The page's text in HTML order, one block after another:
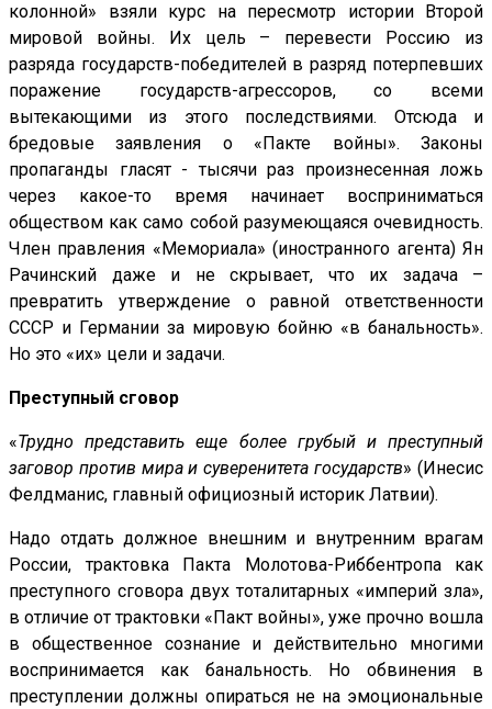
колонной» взяли курс на пересмотр истории Второй
мировой войны. Их цель – перевести Россию из
разряда государств-победителей в разряд потерпевших
поражение государств-агрессоров, со всеми
вытекающими из этого последствиями. Отсюда и
бредовые заявления о «Пакте войны». Законы
пропаганды гласят - тысячи раз произнесенная ложь
через какое-то время начинает восприниматься
обществом как само собой разумеющаяся очевидность.
Член правления «Мемориала» (иностранного агента) Ян
Рачинский даже и не скрывает, что их задача –
превратить утверждение о равной ответственности
СССР и Германии за мировую бойню «в банальность».
Но это «их» цели и задачи.
Преступный сговор
«Трудно представить еще более грубый и преступный
заговор против мира и суверенитета государств» (Инесис
Фелдманис, главный официозный историк Латвии).
Надо отдать должное внешним и внутренним врагам
России, трактовка Пакта Молотова-Риббентропа как
преступного сговора двух тоталитарных «империй зла»,
в отличие от трактовки «Пакт войны», уже прочно вошла
в общественное сознание и действительно многими
воспринимается как банальность. Но обвинения в
преступлении должны опираться не на эмоциональные